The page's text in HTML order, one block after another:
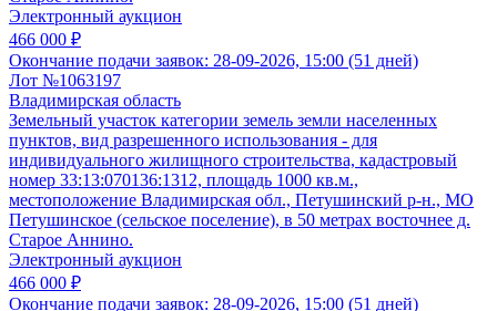
Электронный аукцион
466 000 ₽
Окончание подачи заявок: 28-09-2026, 15:00 (51 дней)
Лот №1063197
Владимирская область
Земельный участок категории земель земли населенных
пунктов, вид разрешенного использования - для
индивидуального жилищного строительства, кадастровый
номер 33:13:070136:1312, площадь 1000 кв.м.,
местоположение Владимирская обл., Петушинский р-н., МО
Петушинское (сельское поселение), в 50 метрах восточнее д.
Старое Аннино.
Электронный аукцион
466 000 ₽
Окончание подачи заявок: 28-09-2026, 15:00 (51 дней)